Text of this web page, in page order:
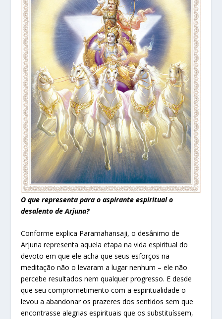
O que representa para o aspirante espiritual o
desalento de Arjuna?
Conforme explica Paramahansaji, o desânimo de
Arjuna representa aquela etapa na vida espiritual do
devoto em que ele acha que seus esforços na
meditação não o levaram a lugar nenhum – ele não
percebe resultados nem qualquer progresso. E desde
que seu comprometimento com a espiritualidade o
levou a abandonar os prazeres dos sentidos sem que
encontrasse alegrias espirituais que os substituíssem,